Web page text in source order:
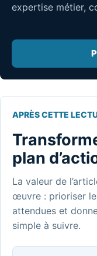
expertise métier,
APRÈS CETTE
plan
La valeur de
œuvre : prioriser
attendues et
simple à suivre.